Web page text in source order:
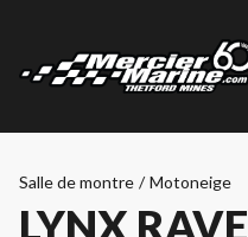
Salle de montre / Motoneige
LYNX